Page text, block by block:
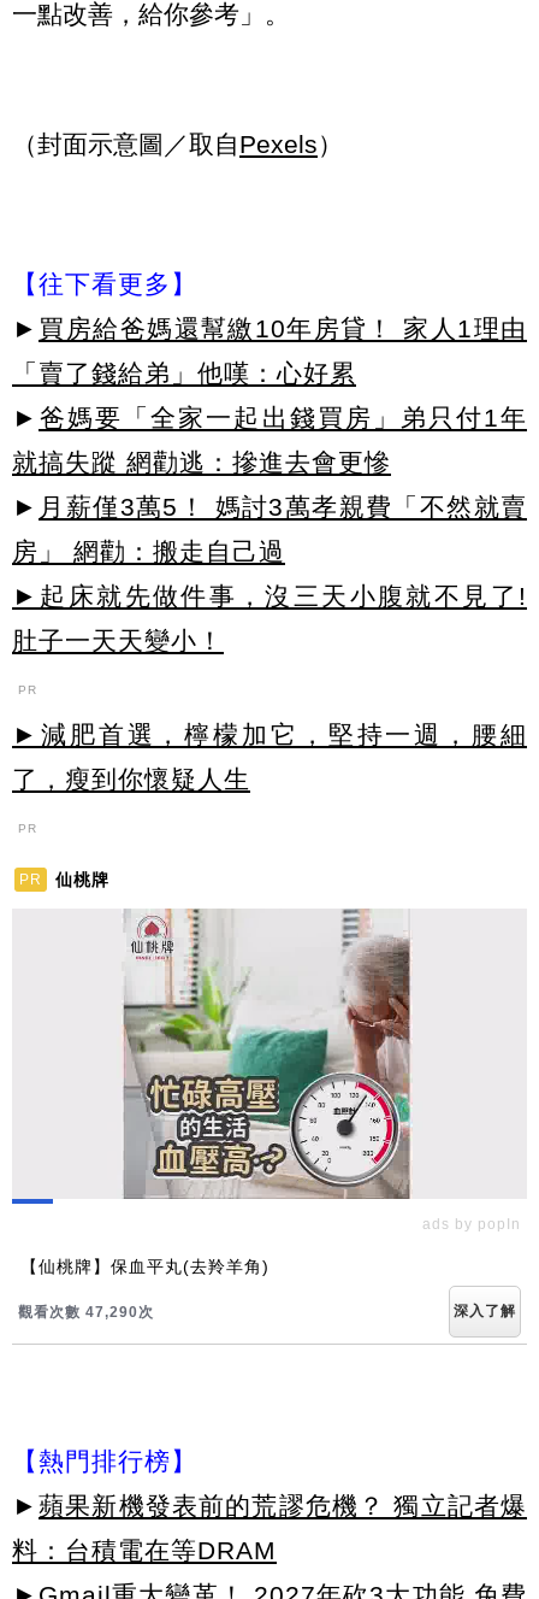
一點改善，給你參考」。
（封面示意圖／取自Pexels）
【往下看更多】
► 買房給爸媽還幫繳10年房貸！ 家人1理由
「賣了錢給弟」他嘆：心好累
► 爸媽要「全家一起出錢買房」弟只付1年
就搞失蹤 網勸逃：摻進去會更慘
► 月薪僅3萬5！ 媽討3萬孝親費「不然就賣
房」 網勸：搬走自己過
►起床就先做件事，沒三天小腹就不見了!
肚子一天天變小！
PR
►減肥首選，檸檬加它，堅持一週，腰細
了，瘦到你懷疑人生
PR
PR 仙桃牌
ads by popIn
【仙桃牌】保血平丸(去羚羊角)
觀看次數 47,290次 深入了解
【熱門排行榜】
► 蘋果新機發表前的荒謬危機？ 獨立記者爆
料：台積電在等DRAM